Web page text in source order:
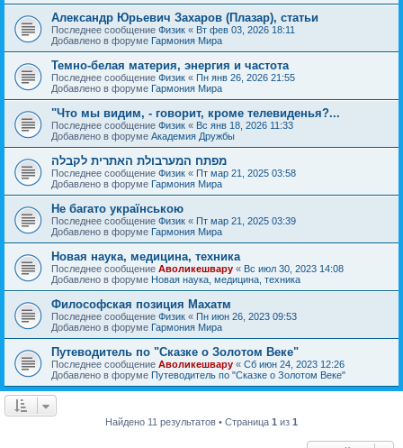
Александр Юрьевич Захаров (Плазар), статьи
Последнее сообщение Физик « Вт фев 03, 2026 18:11
Добавлено в форуме Гармония Мира
Темно-белая материя, энергия и частота
Последнее сообщение Физик « Пн янв 26, 2026 21:55
Добавлено в форуме Гармония Мира
"Что мы видим, - говорит, кроме телевиденья?...
Последнее сообщение Физик « Вс янв 18, 2026 11:33
Добавлено в форуме Академия Дружбы
מפתח המערבולת האתרית לקבלה
Последнее сообщение Физик « Пт мар 21, 2025 03:58
Добавлено в форуме Гармония Мира
Не багато українською
Последнее сообщение Физик « Пт мар 21, 2025 03:39
Добавлено в форуме Гармония Мира
Новая наука, медицина, техника
Последнее сообщение Аволикешвару « Вс июл 30, 2023 14:08
Добавлено в форуме Новая наука, медицина, техника
Философская позиция Махатм
Последнее сообщение Физик « Пн июн 26, 2023 09:53
Добавлено в форуме Гармония Мира
Путеводитель по "Сказке о Золотом Веке"
Последнее сообщение Аволикешвару « Сб июн 24, 2023 12:26
Добавлено в форуме Путеводитель по "Сказке о Золотом Веке"
Найдено 11 результатов • Страница 1 из 1